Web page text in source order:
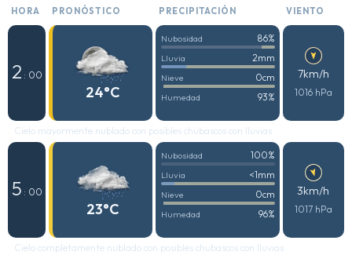
HORA PRONÓSTICO PRECIPITACIÓN VIENTO
2 : 00
24°C
Nubosidad 86%
Lluvia 2mm
Nieve 0cm
Humedad 93%
7km/h
1016 hPa
Cielo mayormente nublado con posibles chubascos con lluvias
5 : 00
23°C
Nubosidad 100%
Lluvia <1mm
Nieve 0cm
Humedad 96%
3km/h
1017 hPa
Cielo completamente nublado con posibles chubascos con lluvias